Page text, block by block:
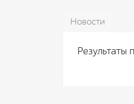
Новости
Результаты